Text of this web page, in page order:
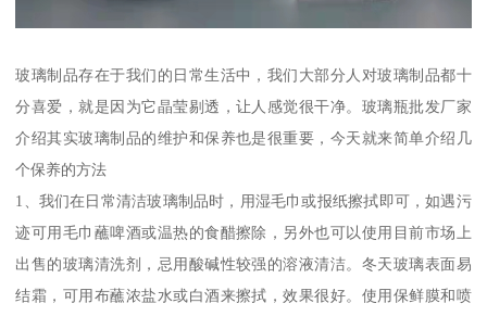
玻璃制品存在于我们的日常生活中，我们大部分人对玻璃制品都十
分喜爱，就是因为它晶莹剔透，让人感觉很干净。玻璃瓶批发厂家
介绍其实玻璃制品的维护和保养也是很重要，今天就来简单介绍几
个保养的方法
1、我们在日常清洁玻璃制品时，用湿毛巾或报纸擦拭即可，如遇污
迹可用毛巾蘸啤酒或温热的食醋擦除，另外也可以使用目前市场上
出售的玻璃清洗剂，忌用酸碱性较强的溶液清洁。冬天玻璃表面易
结霜，可用布蘸浓盐水或白酒来擦拭，效果很好。使用保鲜膜和喷